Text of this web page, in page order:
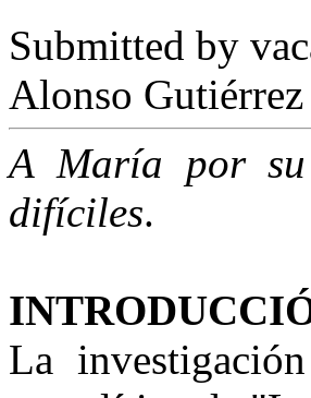
Submitted by
Alonso
A María por su
difíciles.
La